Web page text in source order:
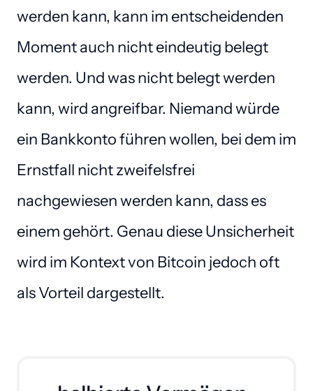
werden kann, kann im entscheidenden
Moment auch nicht eindeutig belegt
werden. Und was nicht belegt werden
kann, wird angreifbar. Niemand würde
ein Bankkonto führen wollen, bei dem im
Ernstfall nicht zweifelsfrei
nachgewiesen werden kann, dass es
einem gehört. Genau diese Unsicherheit
wird im Kontext von Bitcoin jedoch oft
als Vorteil dargestellt.